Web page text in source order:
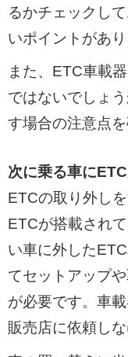
るかチェックし
いポイントがあり
また、ETC車載
ではないでしょ
す場合の注意点を
次に乗る車に
ETCの取り外し
ETCが搭載され
い車に外した
てセットアップ
が必要です。車
販売店に依頼し